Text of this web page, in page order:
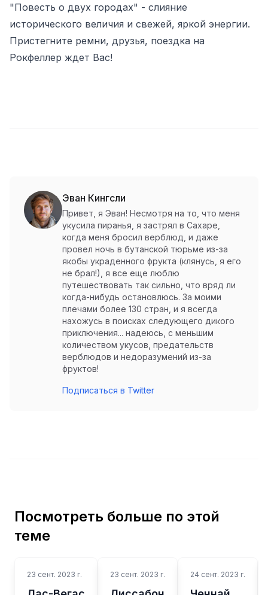
"Повесть о двух городах" - слияние
исторического величия и свежей, яркой энергии.
Пристегните ремни, друзья, поездка на
Рокфеллер ждет Вас!
Эван Кингсли
Привет, я Эван! Несмотря на то, что меня
укусила пиранья, я застрял в Сахаре,
когда меня бросил верблюд, и даже
провел ночь в бутанской тюрьме из-за
якобы украденного фрукта (клянусь, я его
не брал!), я все еще люблю
путешествовать так сильно, что вряд ли
когда-нибудь остановлюсь. За моими
плечами более 130 стран, и я всегда
нахожусь в поисках следующего дикого
приключения... надеюсь, с меньшим
количеством укусов, предательств
верблюдов и недоразумений из-за
фруктов!
Подписаться в Twitter
Посмотреть больше по этой
теме
23 сент. 2023 г. 23 сент. 2023 г. 24 сент. 2023 г.